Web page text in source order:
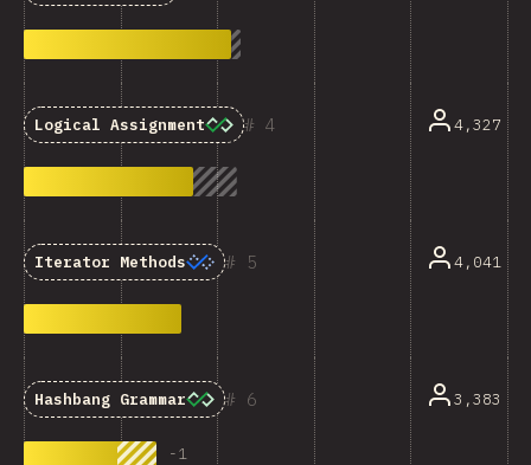
4
Logical Assignment 4,327
5
Iterator Methods 4,041
6
Hashbang Grammar
-1
3,383